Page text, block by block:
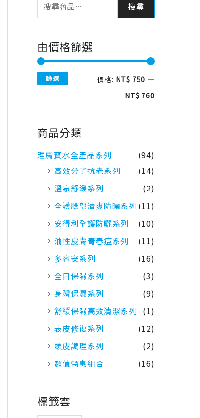
搜尋
由價格篩選
篩選 價格: NT$ 750 —
NT$ 760
商品分類
理膚寶水全產品系列
(94)
高效分子抗老系列
(14)
溫泉舒緩系列
(2)
全護臉部清爽防曬系列 (11)
安得利全護防曬系列
(10)
油性皮膚青春痘系列
(11)
多容安系列
(16)
全日保濕系列
(3)
身體保濕系列
(9)
舒緩保濕高效清潔系列
(1)
表皮修復系列
(12)
頭皮調理系列
(2)
超值特惠組合
(16)
標籤雲